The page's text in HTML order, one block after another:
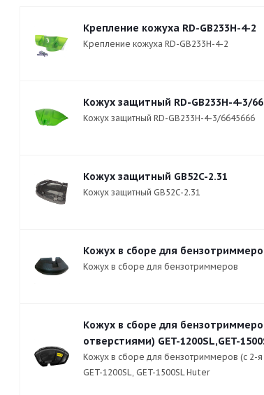
Крепление кожуха RD-GB233H-4-2
Крепление кожуха RD-GB233H-4-2
Кожух защитный RD-GB233H-4-3/
Кожух защитный RD-GB233H-4-3/6645666
Кожух защитный GB52C-2.31
Кожух защитный GB52C-2.31
Кожух в сборе для
Кожух в сборе для бензотриммеров
Кожух в сборе для
отверстиями) GET-1200SL,GET-
Кожух в сборе для бензотриммеров (с 2-я
GET-1200SL, GET-1500SL Huter